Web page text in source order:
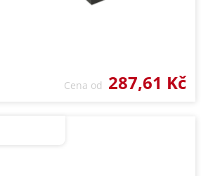
Cena od 287,61 Kč